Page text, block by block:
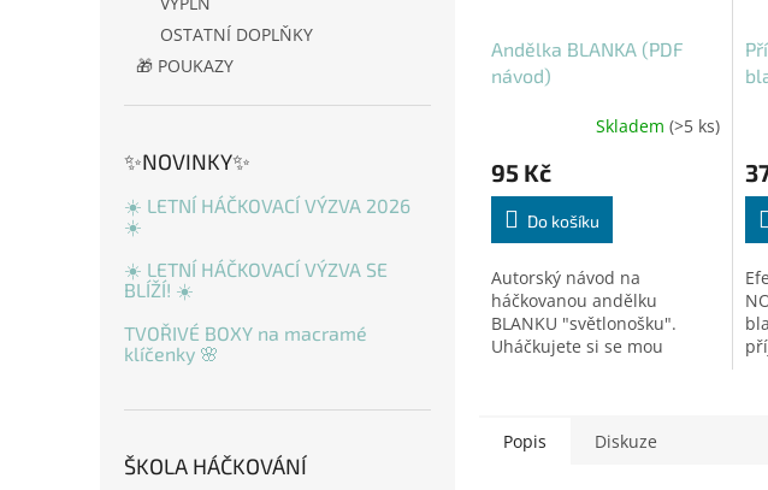
OSTATNÍ DOPLŇKY
🎁 POUKAZY
✨NOVINKY✨
☀️ LETNÍ HÁČKOVACÍ VÝZVA 2026
☀️
☀️ LETNÍ HÁČKOVACÍ VÝZVA SE
BLÍŽÍ! ☀️
TVOŘIVÉ BOXY na macramé
klíčenky 🌸
ŠKOLA HÁČKOVÁNÍ
Andělka BLANKA (PDF
návod)
Skladem (>5 ks)
95 Kč
Do košíku
Autorský návod na
háčkovanou andělku
BLANKU "světlonošku".
Uháčkujete si se mou
Tato elegantní dáma,...
Popis Diskuze